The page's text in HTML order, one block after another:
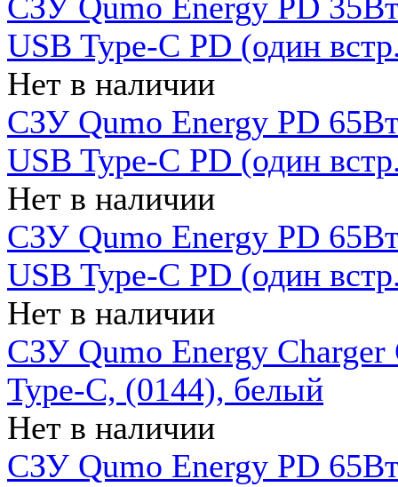
СЗУ Qumo Energy PD
USB Type-C PD (один
Нет в наличии
СЗУ Qumo Energy PD
USB Type-C PD (один
Нет в наличии
СЗУ Qumo Energy PD
USB Type-C PD (один
Нет в наличии
СЗУ Qumo Energy
Type-C, (0144), белый
Нет в наличии
СЗУ Qumo Energy PD